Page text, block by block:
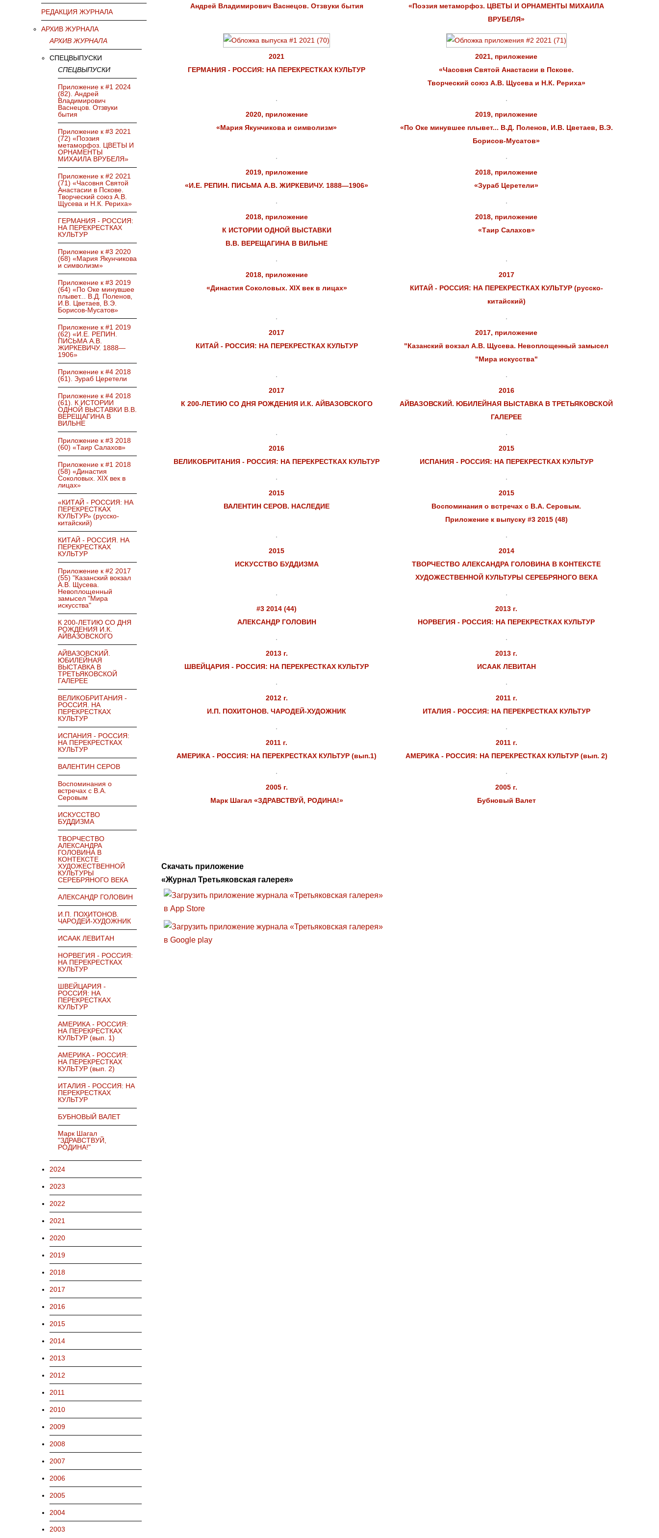
РЕДАКЦИЯ ЖУРНАЛА
АРХИВ ЖУРНАЛА
АРХИВ ЖУРНАЛА
СПЕЦВЫПУСКИ
СПЕЦВЫПУСКИ
Приложение к #1 2024
(82). Андрей
Владимирович
Васнецов. Отзвуки
бытия
Приложение к #3 2021
(72) «Поэзия
метаморфоз. ЦВЕТЫ И
ОРНАМЕНТЫ
МИХАИЛА ВРУБЕЛЯ»
Приложение к #2 2021
(71) «Часовня Святой
Анастасии в Пскове.
Творческий союз А.В.
Щусева и Н.К. Рериха»
ГЕРМАНИЯ - РОССИЯ:
НА ПЕРЕКРЕСТКАХ
КУЛЬТУР
Приложение к #3 2020
(68) «Мария Якунчикова
и символизм»
Приложение к #3 2019
(64) «По Оке минувшее
плывет... В.Д. Поленов,
И.В. Цветаев, В.Э.
Борисов-Мусатов»
Приложение к #1 2019
(62) «И.Е. РЕПИН.
ПИСЬМА А.В.
ЖИРКЕВИЧУ. 1888—
1906»
Приложение к #4 2018
(61). Зураб Церетели
Приложение к #4 2018
(61). К ИСТОРИИ
ОДНОЙ ВЫСТАВКИ В.В.
ВЕРЕЩАГИНА В
ВИЛЬНЕ
Приложение к #3 2018
(60) «Таир Салахов»
Приложение к #1 2018
(58) «Династия
Соколовых. XIX век в
лицах»
«КИТАЙ - РОССИЯ: НА
ПЕРЕКРЕСТКАХ
КУЛЬТУР» (русско-
китайский)
КИТАЙ - РОССИЯ. НА
ПЕРЕКРЕСТКАХ
КУЛЬТУР
Приложение к #2 2017
(55) "Казанский вокзал
А.В. Щусева.
Невоплощенный
замысел "Мира
искусства"
К 200-ЛЕТИЮ СО ДНЯ
РОЖДЕНИЯ И.К.
АЙВАЗОВСКОГО
АЙВАЗОВСКИЙ.
ЮБИЛЕЙНАЯ
ВЫСТАВКА В
ТРЕТЬЯКОВСКОЙ
ГАЛЕРЕЕ
ВЕЛИКОБРИТАНИЯ -
РОССИЯ. НА
ПЕРЕКРЕСТКАХ
КУЛЬТУР
ИСПАНИЯ - РОССИЯ:
НА ПЕРЕКРЕСТКАХ
КУЛЬТУР
ВАЛЕНТИН СЕРОВ
Воспоминания о
встречах с В.А.
Серовым
ИСКУССТВО
БУДДИЗМА
ТВОРЧЕСТВО
АЛЕКСАНДРА
ГОЛОВИНА В
КОНТЕКСТЕ
ХУДОЖЕСТВЕННОЙ
КУЛЬТУРЫ
СЕРЕБРЯНОГО ВЕКА
АЛЕКСАНДР ГОЛОВИН
И.П. ПОХИТОНОВ.
ЧАРОДЕЙ-ХУДОЖНИК
ИСААК ЛЕВИТАН
НОРВЕГИЯ - РОССИЯ:
НА ПЕРЕКРЕСТКАХ
КУЛЬТУР
ШВЕЙЦАРИЯ -
РОССИЯ: НА
ПЕРЕКРЕСТКАХ
КУЛЬТУР
АМЕРИКА - РОССИЯ:
НА ПЕРЕКРЕСТКАХ
КУЛЬТУР (вып. 1)
АМЕРИКА - РОССИЯ:
НА ПЕРЕКРЕСТКАХ
КУЛЬТУР (вып. 2)
ИТАЛИЯ - РОССИЯ: НА
ПЕРЕКРЕСТКАХ
КУЛЬТУР
БУБНОВЫЙ ВАЛЕТ
Марк Шагал
"ЗДРАВСТВУЙ,
РОДИНА!"
2024
2023
2022
2021
2020
2019
2018
2017
2016
2015
2014
2013
2012
2011
2010
2009
2008
2007
2006
2005
2004
2003
Андрей Владимирович Васнецов. Отзвуки бытия
«Поэзия метаморфоз. ЦВЕТЫ И ОРНАМЕНТЫ МИХАИЛА
ВРУБЕЛЯ»
2021
ГЕРМАНИЯ - РОССИЯ: НА ПЕРЕКРЕСТКАХ КУЛЬТУР
2021, приложение
«Часовня Святой Анастасии в Пскове.
Творческий союз А.В. Щусева и Н.К. Рериха»
2020, приложение
«Мария Якунчикова и символизм»
2019, приложение
«По Оке минувшее плывет... В.Д. Поленов, И.В. Цветаев, В.Э.
Борисов-Мусатов»
2019, приложение
«И.Е. РЕПИН. ПИСЬМА А.В. ЖИРКЕВИЧУ. 1888—1906»
2018, приложение
«Зураб Церетели»
2018, приложение
К ИСТОРИИ ОДНОЙ ВЫСТАВКИ
В.В. ВЕРЕЩАГИНА В ВИЛЬНЕ
2018, приложение
«Таир Салахов»
2018, приложение
«Династия Соколовых. XIX век в лицах»
2017
КИТАЙ - РОССИЯ: НА ПЕРЕКРЕСТКАХ КУЛЬТУР (русско-
китайский)
2017
КИТАЙ - РОССИЯ: НА ПЕРЕКРЕСТКАХ КУЛЬТУР
2017, приложение
"Казанский вокзал А.В. Щусева. Невоплощенный замысел
"Мира искусства"
2017
К 200-ЛЕТИЮ СО ДНЯ РОЖДЕНИЯ И.К. АЙВАЗОВСКОГО
2016
АЙВАЗОВСКИЙ. ЮБИЛЕЙНАЯ ВЫСТАВКА В ТРЕТЬЯКОВСКОЙ
ГАЛЕРЕЕ
2016
ВЕЛИКОБРИТАНИЯ - РОССИЯ: НА ПЕРЕКРЕСТКАХ КУЛЬТУР
2015
ИСПАНИЯ - РОССИЯ: НА ПЕРЕКРЕСТКАХ КУЛЬТУР
2015
ВАЛЕНТИН СЕРОВ. НАСЛЕДИЕ
2015
Воспоминания о встречах с В.А. Серовым.
Приложение к выпуску #3 2015 (48)
2015
ИСКУССТВО БУДДИЗМА
2014
ТВОРЧЕСТВО АЛЕКСАНДРА ГОЛОВИНА В КОНТЕКСТЕ
ХУДОЖЕСТВЕННОЙ КУЛЬТУРЫ СЕРЕБРЯНОГО ВЕКА
#3 2014 (44)
АЛЕКСАНДР ГОЛОВИН
2013 г.
НОРВЕГИЯ - РОССИЯ: НА ПЕРЕКРЕСТКАХ КУЛЬТУР
2013 г.
ШВЕЙЦАРИЯ - РОССИЯ: НА ПЕРЕКРЕСТКАХ КУЛЬТУР
2013 г.
ИСААК ЛЕВИТАН
2012 г.
И.П. ПОХИТОНОВ. ЧАРОДЕЙ-ХУДОЖНИК
2011 г.
ИТАЛИЯ - РОССИЯ: НА ПЕРЕКРЕСТКАХ КУЛЬТУР
2011 г.
АМЕРИКА - РОССИЯ: НА ПЕРЕКРЕСТКАХ КУЛЬТУР (вып.1)
2011 г.
АМЕРИКА - РОССИЯ: НА ПЕРЕКРЕСТКАХ КУЛЬТУР (вып. 2)
2005 г.
Марк Шагал «ЗДРАВСТВУЙ, РОДИНА!»
2005 г.
Бубновый Валет
Скачать приложение
«Журнал Третьяковская галерея»